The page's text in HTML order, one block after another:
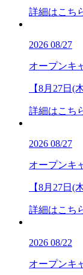
詳細はこち
2026 08/27
オープンキ
【8月27日(
詳細はこち
2026 08/27
オープンキ
【8月27日(
詳細はこち
2026 08/22
オープンキ